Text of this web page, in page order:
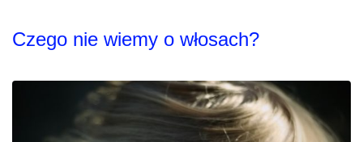
Czego nie wiemy o włosach?